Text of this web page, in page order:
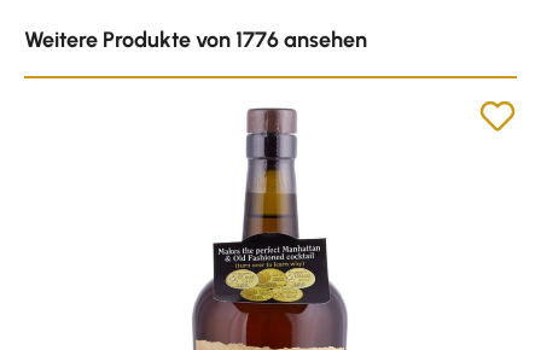
Weitere Produkte von 1776 ansehen